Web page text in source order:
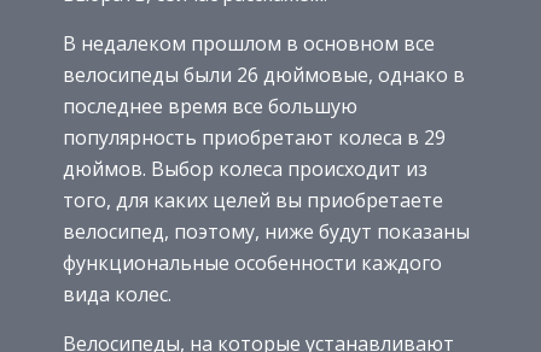
В недалеком прошлом в основном все
велосипеды были 26 дюймовые, однако в
последнее время все большую
популярность приобретают колеса в 29
дюймов. Выбор колеса происходит из
того, для каких целей вы приобретаете
велосипед, поэтому, ниже будут показаны
функциональные особенности каждого
вида колес.
Велосипеды, на которые устанавливают